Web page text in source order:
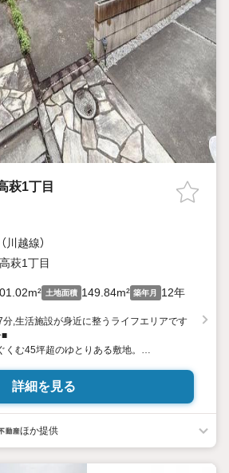
萩1丁目
川越線）
萩1丁目
土地面積 149.84m² 築年月 12年
7分,生活施設が身近に整うライフエリアです
■
くむ45坪超のゆとりある敷地。
ゆったり過ごせる全居室6帖以上の広さ。
も気にせず洗濯物を乾かすことができる浴
まで徒歩約10分の立地。
詳細を見る
ほか提供